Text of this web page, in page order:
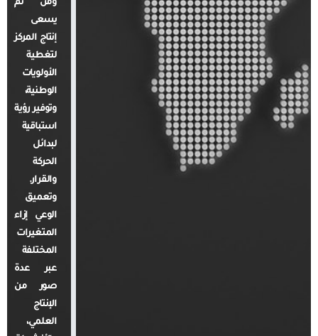
ومن ثم
يسعى
إنتاج المركز
لتغطية
الأولويات
الوطنية،
وتوفير رؤية
استباقية
لبدائل
الحركة
والقرار.
وتعميق
الوعي إزاء
المتغيرات
المختلفة
عبر عدة
صور من
الإنتاج
العلمي،